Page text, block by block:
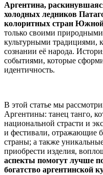
Аргентина,
холодных ледников
колоритных стран
только своими
культурными традициями,
сознании её народа.
событиями, которые
идентичность.
В этой статье мы
Аргентины: танец танго,
национальной страсти и
и фестивали, отражающие
страны; а также
приобрести изделия,
аспекты помогут лучше
богатство аргентинской